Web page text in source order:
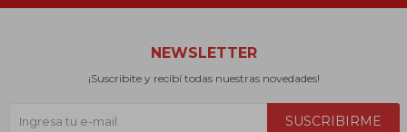
NEWSLETTER
¡Suscribite y recibí todas nuestras novedades!
SUSCRIBIRME